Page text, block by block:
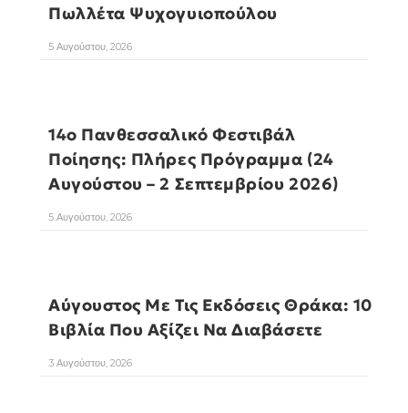
Πωλλέτα Ψυχογυιοπούλου
5 Αυγούστου, 2026
14ο Πανθεσσαλικό Φεστιβάλ
Ποίησης: Πλήρες Πρόγραμμα (24
Αυγούστου – 2 Σεπτεμβρίου 2026)
5 Αυγούστου, 2026
Αύγουστος Με Τις Εκδόσεις Θράκα: 10
Βιβλία Που Αξίζει Να Διαβάσετε
3 Αυγούστου, 2026